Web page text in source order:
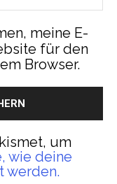
meine E-
für den
Browser.
um
wie deine
werden.